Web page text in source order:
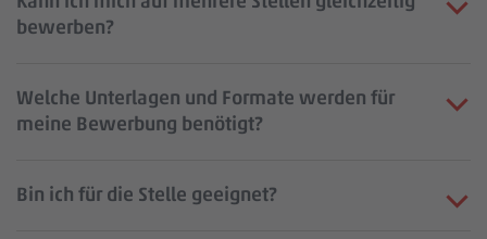
bewerben?
Welche Unterlagen und Formate werden für
meine Bewerbung benötigt?
Bin ich für die Stelle geeignet?